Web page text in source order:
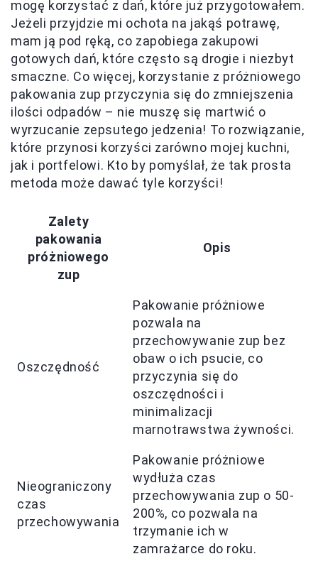
mogę korzystać z dań, które już przygotowałem.
Jeżeli przyjdzie mi ochota na jakąś potrawę,
mam ją pod ręką, co zapobiega zakupowi
gotowych dań, które często są drogie i niezbyt
smaczne. Co więcej, korzystanie z próżniowego
pakowania zup przyczynia się do zmniejszenia
ilości odpadów – nie muszę się martwić o
wyrzucanie zepsutego jedzenia! To rozwiązanie,
które przynosi korzyści zarówno mojej kuchni,
jak i portfelowi. Kto by pomyślał, że tak prosta
metoda może dawać tyle korzyści!
Zalety
pakowania
próżniowego
zup
Opis
Oszczędność
Pakowanie próżniowe
pozwala na
przechowywanie zup bez
obaw o ich psucie, co
przyczynia się do
oszczędności i
minimalizacji
marnotrawstwa żywności.
Nieograniczony
czas
przechowywania
Pakowanie próżniowe
wydłuża czas
przechowywania zup o 50-
200%, co pozwala na
trzymanie ich w
zamrażarce do roku.